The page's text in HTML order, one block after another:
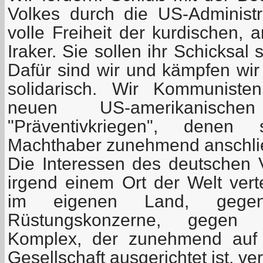
Volkes durch die US-
volle Freiheit der kurdischen,
Iraker. Sie sollen ihr Schicksal
Dafür sind wir und kämpfen
solidarisch. Wir
neuen US-
"Präventivkriegen",
Machthaber zunehmend
Die Interessen des deutschen
irgend einem Ort der Welt
im eigenen Land,
Rüstungskonzerne, gegen
Komplex, der zunehmend
Gesellschaft ausgerichtet ist,